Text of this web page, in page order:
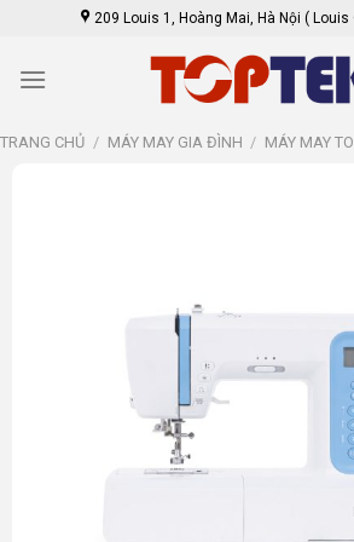
content
209 Louis 1, Hoàng Mai, Hà Nội ( Louis
TRANG CHỦ / MÁY MAY GIA ĐÌNH / MÁY MAY